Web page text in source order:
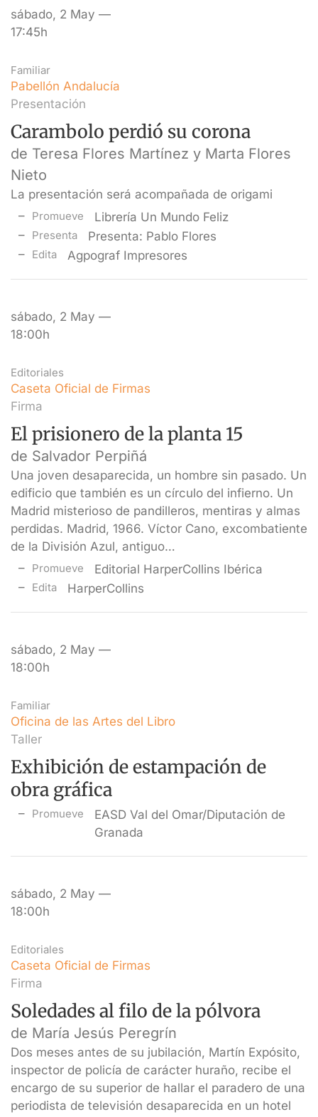
sábado, 2 May —
17:45h
Familiar
Pabellón Andalucía
Presentación
Carambolo perdió su corona
de Teresa Flores Martínez y Marta Flores
Nieto
La presentación será acompañada de origami
Promueve Librería Un Mundo Feliz
Presenta Presenta: Pablo Flores
Edita Agpograf Impresores
sábado, 2 May —
18:00h
Editoriales
Caseta Oficial de Firmas
Firma
El prisionero de la planta 15
de Salvador Perpiñá
Una joven desaparecida, un hombre sin pasado. Un
edificio que también es un círculo del infierno. Un
Madrid misterioso de pandilleros, mentiras y almas
perdidas. Madrid, 1966. Víctor Cano, excombatiente
de la División Azul, antiguo…
Promueve Editorial HarperCollins Ibérica
Edita HarperCollins
sábado, 2 May —
18:00h
Familiar
Oficina de las Artes del Libro
Taller
Exhibición de estampación de
obra gráfica
Promueve
EASD Val del Omar/Diputación de
Granada
sábado, 2 May —
18:00h
Editoriales
Caseta Oficial de Firmas
Firma
Soledades al filo de la pólvora
de María Jesús Peregrín
Dos meses antes de su jubilación, Martín Expósito,
inspector de policía de carácter huraño, recibe el
encargo de su superior de hallar el paradero de una
periodista de televisión desaparecida en un hotel